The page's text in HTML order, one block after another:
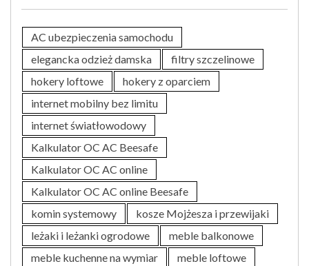
AC ubezpieczenia samochodu
elegancka odzież damska
filtry szczelinowe
hokery loftowe
hokery z oparciem
internet mobilny bez limitu
internet światłowodowy
Kalkulator OC AC Beesafe
Kalkulator OC AC online
Kalkulator OC AC online Beesafe
komin systemowy
kosze Mojżesza i przewijaki
leżaki i leżanki ogrodowe
meble balkonowe
meble kuchenne na wymiar
meble loftowe